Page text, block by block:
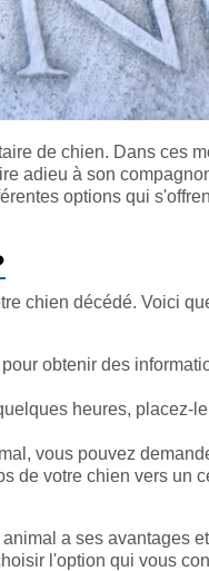
de chien. Dans ces
adieu à son
options qui
chien décédé. Voici
obtenir des
heures, placez-
vous pouvez
de votre chien vers un
a ses avantages
l'option qui vous